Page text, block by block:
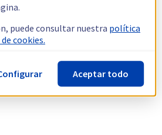
puede consultar nuestra política
cookies.
Aceptar todo